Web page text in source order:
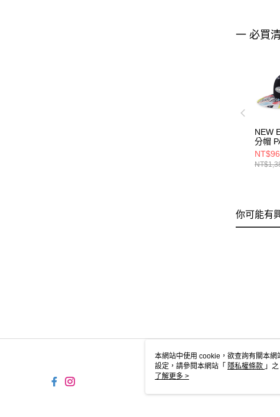
一 必買
NEW
分帽
NE
ERA
你可能有
本網站中使用 cookie，欲查詢有關本
設定，請參閱本網站「 隱私權條款 」
使用 cookie。
了解更多 >